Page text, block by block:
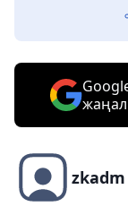
zkadm